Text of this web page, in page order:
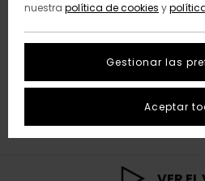
nuestra política de cookies y
Gestionar las
Aceptar